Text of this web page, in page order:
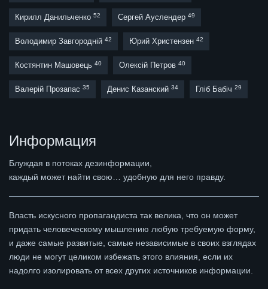
Кирилл Данильченко 52 Сергей Ауслендер 49
Володимир Завгородній 42 Юрий Христензен 42
Костянтин Машовець 40 Олексій Петров 40
Валерій Прозапас 35 Денис Казанский 34 Гліб Бабіч 29
Информация
Блуждая в потоках дезинформации,
каждый может найти свою… удобную для него правду.
Власть искусного пропагандиста так велика, что он может
придать человеческому мышлению любую требуемую форму,
и даже самые развитые, самые независимые в своих взглядах
люди не могут целиком избежать этого влияния, если их
надолго изолировать от всех других источников информации.